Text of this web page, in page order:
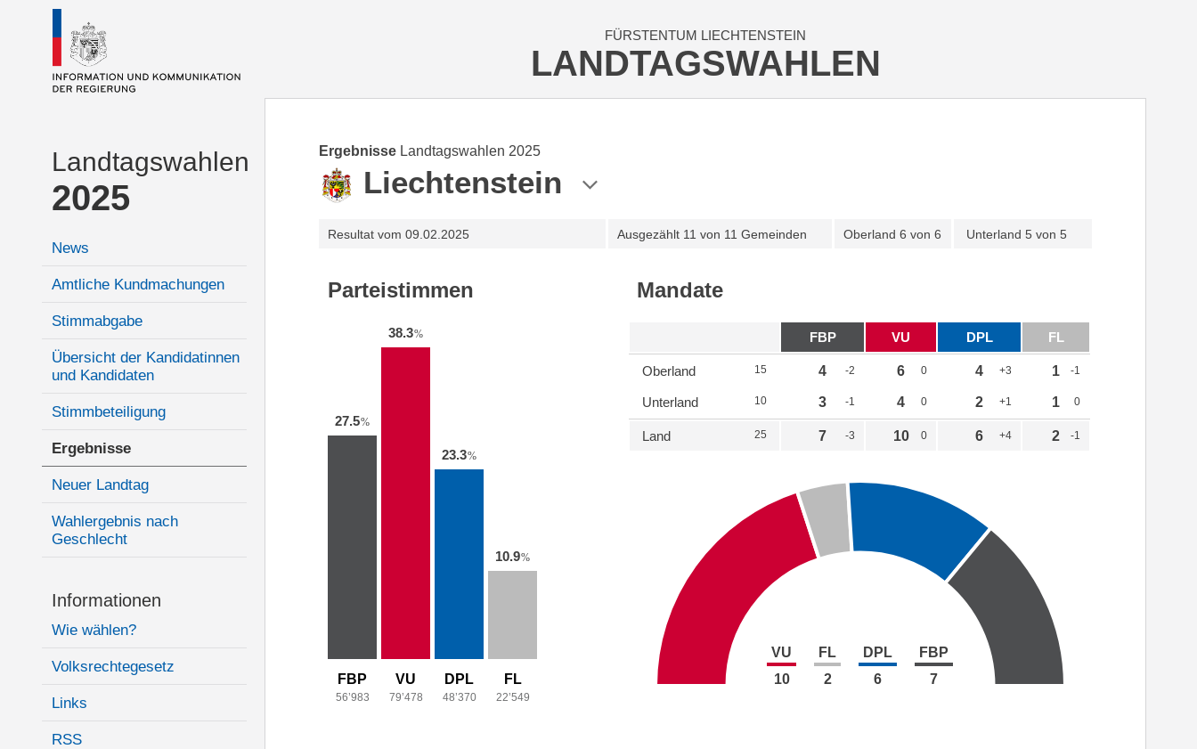
Landtagswahlen
2025
News
Amtliche Kundmachungen
Stimmabgabe
Übersicht der Kandidatinnen
und Kandidaten
Stimmbeteiligung
Ergebnisse
Neuer Landtag
Wahlergebnis nach
Geschlecht
Informationen
Wie wählen?
Volksrechtegesetz
Links
RSS
FÜRSTENTUM LIECHTENSTEIN
LANDTAGSWAHLEN
Ergebnisse Landtagswahlen 2025
Liechtenstein
Resultat vom 09.02.2025 Ausgezählt 11 von 11 Gemeinden Oberland 6 von 6 Unterland 5 von 5
Parteistimmen
27.5%
FBP
56’983
38.3%
VU
79’478
23.3%
DPL
48’370
10.9%
FL
22’549
Mandate
FBP VU DPL FL
Oberland 15 4 -2 6 0 4 +3 1 -1
Unterland 10 3 -1 4 0 2 +1 1 0
Land 25 7 -3 10 0 6 +4 2 -1
VU
10
FL
2
DPL
6
FBP
7